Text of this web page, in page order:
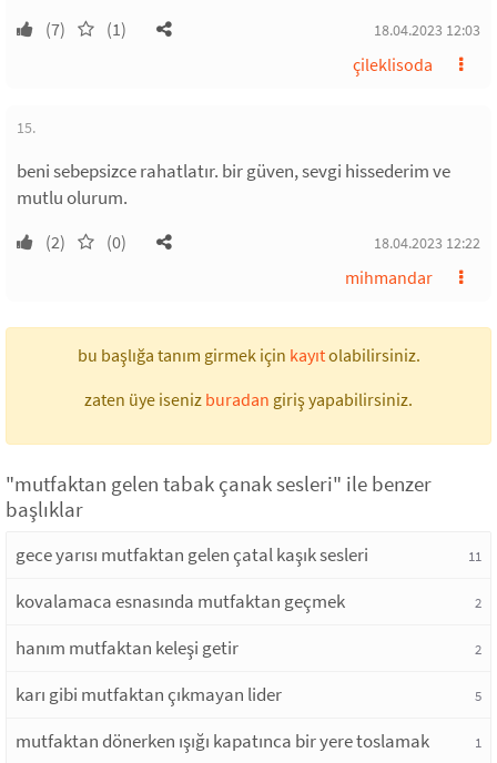
(7) (1) 18.04.2023 12:03
çileklisoda
15.
beni sebepsizce rahatlatır. bir güven, sevgi hissederim ve
mutlu olurum.
(2) (0) 18.04.2023 12:22
mihmandar
bu başlığa tanım girmek için kayıtolabilirsiniz.
zaten üye iseniz buradan giriş yapabilirsiniz.
"mutfaktan gelen tabak çanak sesleri" ile benzer
başlıklar
gece yarısı mutfaktan gelen çatal kaşık sesleri 11
kovalamaca esnasında mutfaktan geçmek 2
hanım mutfaktan keleşi getir 2
karı gibi mutfaktan çıkmayan lider 5
mutfaktan dönerken ışığı kapatınca bir yere toslamak 1